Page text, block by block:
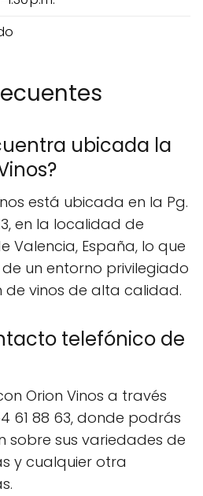
ubicada la
está ubicada en la Pg.
en la localidad de
Valencia, España, lo que
un entorno privilegiado
vinos de alta calidad.
telefónico de
Orion Vinos a través
61 88 63, donde podrás
sobre sus variedades de
y cualquier otra